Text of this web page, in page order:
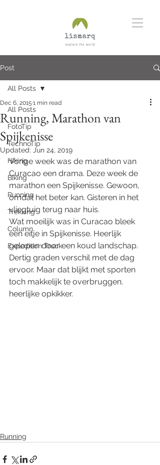
Post
All Posts
FotoTip
TechnoTip
Hiking
Biking
Running
Trekking
Column
Expedition Truck
All Posts
Running, Marathon van
Spijkenisse
Dec 6, 2015 1 min read
Updated: Jun 24, 2019
Vorige week was de marathon van
Curacao een drama. Deze week de
marathon een Spijkenisse. Gewoon,
omdat het beter kan. Gisteren in het
vliegtuig terug naar huis.
Wat moeilijk was in Curacao bleek
een eitje in Spijkenisse. Heerlijk
gelopen door een koud landschap.
Dertig graden verschil met de dag
ervoor. Maar dat blijkt met sporten
toch makkelijk te overbruggen.
heerlijke opkikker.
Running